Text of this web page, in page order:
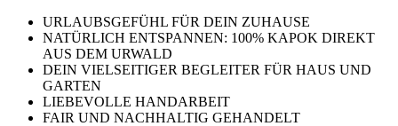
URLAUBSGEFÜHL FÜR DEIN ZUHAUSE
NATÜRLICH ENTSPANNEN: 100% KAPOK DIREKT
AUS DEM URWALD
DEIN VIELSEITIGER BEGLEITER FÜR HAUS UND
GARTEN
LIEBEVOLLE HANDARBEIT
FAIR UND NACHHALTIG GEHANDELT